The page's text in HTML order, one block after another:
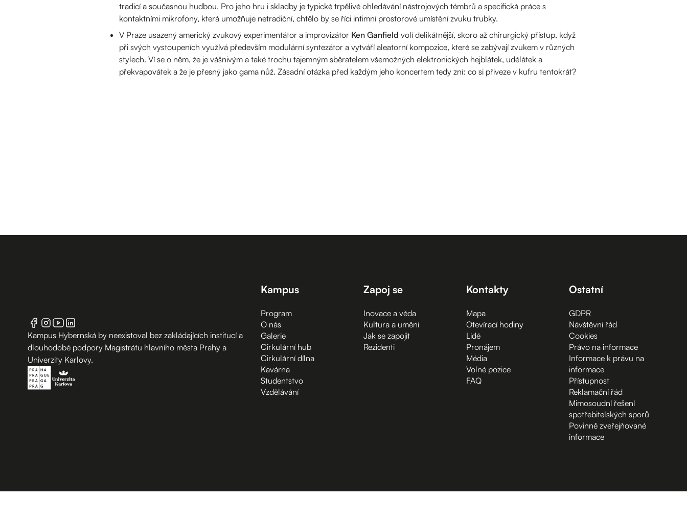
tradicí a současnou hudbou. Pro jeho hru i skladby je typické trpělivé ohledávání nástrojových témbrů a specifická práce s
kontaktními mikrofony, která umožňuje netradiční, chtělo by se říci intimní prostorové umístění zvuku trubky.
V Praze usazený americký zvukový experimentátor a improvizátor Ken Ganfield volí delikátnější, skoro až chirurgický přístup, když
při svých vystoupeních využívá především modulární syntezátor a vytváří aleatorní kompozice, které se zabývají zvukem v různých
stylech. Ví se o něm, že je vášnivým a také trochu tajemným sběratelem všemožných elektronických hejblátek, udělátek a
překvapovátek a že je přesný jako gama nůž. Zásadní otázka před každým jeho koncertem tedy zní: co si přiveze v kufru tentokrát?
Kampus Hybernská by neexistoval bez zakládajících institucí a
dlouhodobé podpory Magistrátu hlavního města Prahy a
Univerzity Karlovy.
Kampus
Program
O nás
Galerie
Cirkulární hub
Cirkulární dílna
Kavárna
Studentstvo
Vzdělávání
Zapoj se
Inovace a věda
Kultura a umění
Jak se zapojit
Rezidenti
Kontakty
Mapa
Otevírací hodiny
Lidé
Pronájem
Média
Volné pozice
FAQ
Ostatní
GDPR
Návštěvní řád
Cookies
Právo na informace
Informace k právu na
informace
Přístupnost
Reklamační řád
Mimosoudní řešení
spotřebitelských sporů
Povinně zveřejňované
informace